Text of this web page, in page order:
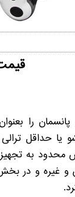
پانسمان را
محدود به
و غیره و در